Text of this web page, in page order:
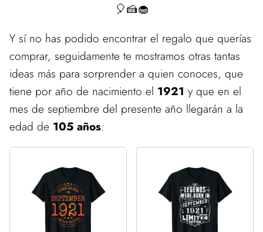
🎈🍰🧁
Y sí no has podido encontrar el regalo que querías
comprar, seguidamente te mostramos otras tantas
ideas más para sorprender a quien conoces, que
tiene por año de nacimiento el 1921 y que en el
mes de septiembre del presente año llegarán a la
edad de 105 años.